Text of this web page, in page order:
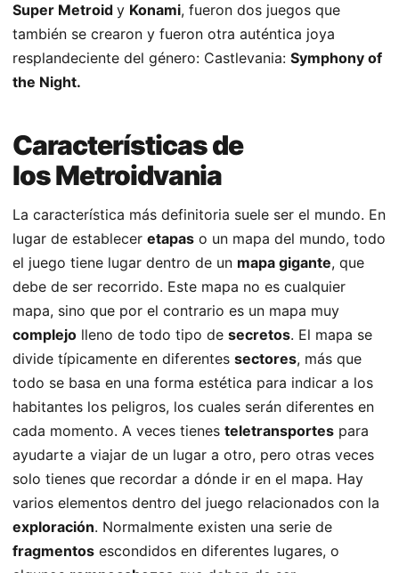
Super Metroid y Konami, fueron dos juegos que
también se crearon y fueron otra auténtica joya
resplandeciente del género: Castlevania: Symphony of
the Night.
Características de
los Metroidvania
La característica más definitoria suele ser el mundo. En
lugar de establecer etapas o un mapa del mundo, todo
el juego tiene lugar dentro de un mapa gigante, que
debe de ser recorrido. Este mapa no es cualquier
mapa, sino que por el contrario es un mapa muy
complejo lleno de todo tipo de secretos. El mapa se
divide típicamente en diferentes sectores, más que
todo se basa en una forma estética para indicar a los
habitantes los peligros, los cuales serán diferentes en
cada momento. A veces tienes teletransportes para
ayudarte a viajar de un lugar a otro, pero otras veces
solo tienes que recordar a dónde ir en el mapa. Hay
varios elementos dentro del juego relacionados con la
exploración. Normalmente existen una serie de
fragmentos escondidos en diferentes lugares, o